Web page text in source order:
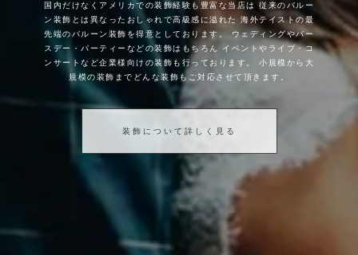
国内だけなくアメリカでの装飾経験も豊富な当店は
従来のバルー
ン装飾とは異なったおしゃれで高級感に溢れた
海外テイストの最
先端のバルーン装飾を得意としております。
ウェディングやバー
スデー・パーティーなどの装飾はもちろん
イベントやライブ・コ
ンサートなど企業様向けの装飾も行っております。
小規模から大
規模の装飾までどんな装飾もご対応させて頂きます。
装飾について詳しく見る